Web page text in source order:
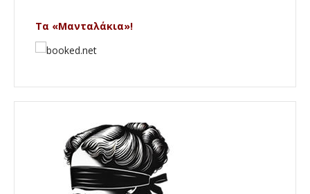
Τα «Μανταλάκια»!